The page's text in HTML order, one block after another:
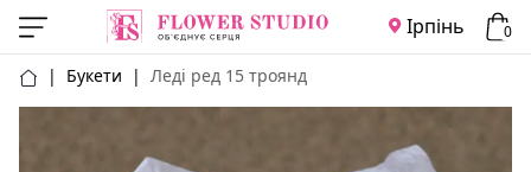
Ірпінь 0
| Букети | Леді ред 15 троянд